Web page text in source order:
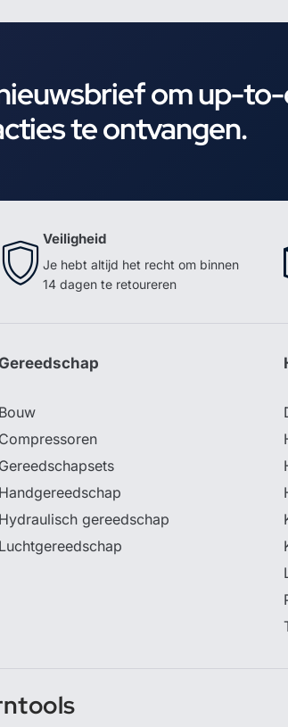
om up-
te ontvangen.
Veiligheid
Je hebt altijd het recht om binnen
14 dagen te retoureren
Bouw
Compressoren
Gereedschapsets
Handgereedschap
Hydraulisch gereedschap
Luchtgereedschap